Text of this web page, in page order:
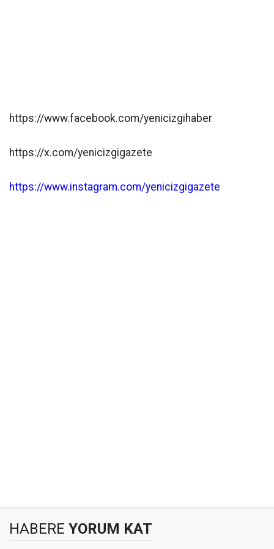
https://www.facebook.com/yenicizgihaber
https://x.com/yenicizgigazete
https://www.instagram.com/yenicizgigazete
HABERE YORUM KAT